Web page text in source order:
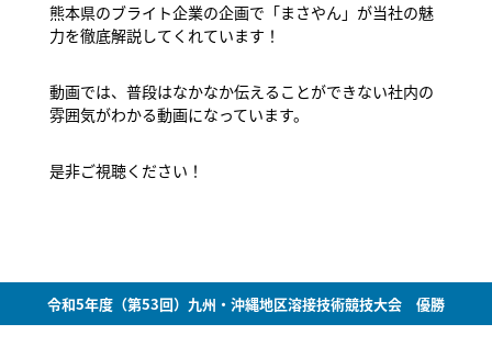
熊本県のブライト企業の企画で「まさやん」が当社の魅
力を徹底解説してくれています！
動画では、普段はなかなか伝えることができない社内の
雰囲気がわかる動画になっています。
是非ご視聴ください！
令和5年度（第53回）九州・沖縄地区溶接技術競技大会 優勝